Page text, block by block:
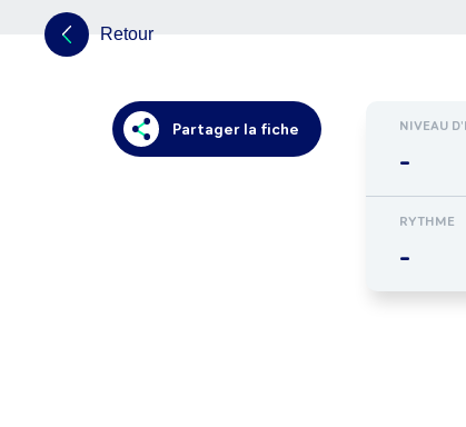
Retour
Partager la fiche NIVEAU
-
RYTHME
-